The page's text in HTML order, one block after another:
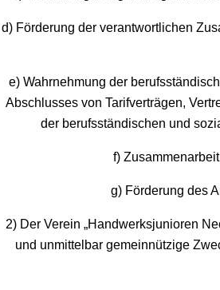
d) Förderung der verantwortlichen
e) Wahrnehmung der
Abschlusses von Tarifverträgen,
der berufsständischen und
f)
g) Förderung des
2) Der Verein „Handwerksjunioren
und unmittelbar gemeinnützige